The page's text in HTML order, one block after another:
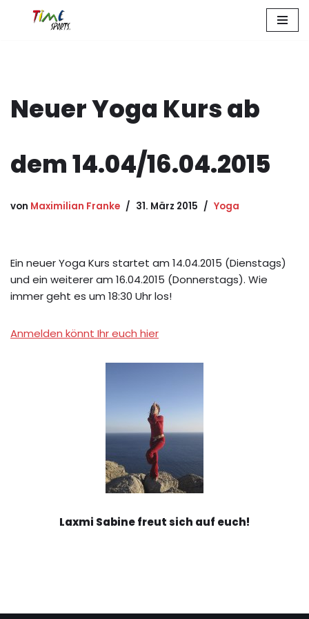
Neuer Yoga Kurs ab
dem 14.04/16.04.2015
von Maximilian Franke 31. März 2015 Yoga
Ein neuer Yoga Kurs startet am 14.04.2015 (Dienstags)
und ein weiterer am 16.04.2015 (Donnerstags). Wie
immer geht es um 18:30 Uhr los!
Anmelden könnt Ihr euch hier
Laxmi Sabine freut sich auf euch!